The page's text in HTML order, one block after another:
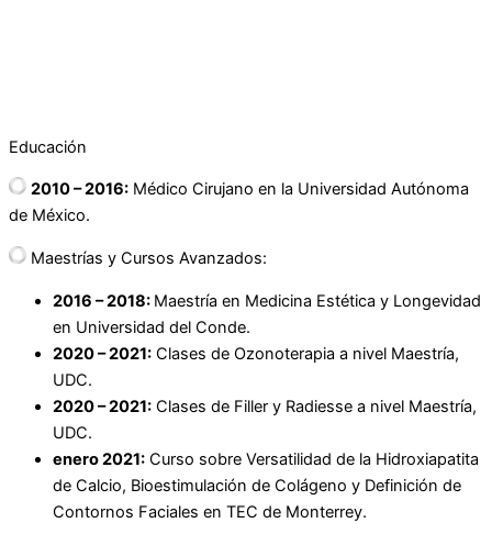
Educación
2010 – 2016: Médico Cirujano en la Universidad Autónoma
de México.
Maestrías y Cursos Avanzados:
2016 – 2018: Maestría en Medicina Estética y Longevidad
en Universidad del Conde.
2020 – 2021: Clases de Ozonoterapia a nivel Maestría,
UDC.
2020 – 2021: Clases de Filler y Radiesse a nivel Maestría,
UDC.
enero 2021: Curso sobre Versatilidad de la Hidroxiapatita
de Calcio, Bioestimulación de Colágeno y Definición de
Contornos Faciales en TEC de Monterrey.